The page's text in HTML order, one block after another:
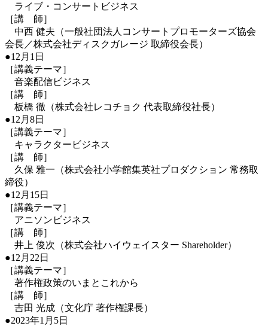
ライブ・コンサートビジネス
［講 師］
中西 健夫（一般社団法人コンサートプロモーターズ協会
会長／株式会社ディスクガレージ 取締役会長）
●12月1日
［講義テーマ］
音楽配信ビジネス
［講 師］
板橋 徹（株式会社レコチョク 代表取締役社長）
●12月8日
［講義テーマ］
キャラクタービジネス
［講 師］
久保 雅一（株式会社小学館集英社プロダクション 常務取
締役）
●12月15日
［講義テーマ］
アニソンビジネス
［講 師］
井上 俊次（株式会社ハイウェイスター Shareholder）
●12月22日
［講義テーマ］
著作権政策のいまとこれから
［講 師］
吉田 光成（文化庁 著作権課長）
●2023年1月5日